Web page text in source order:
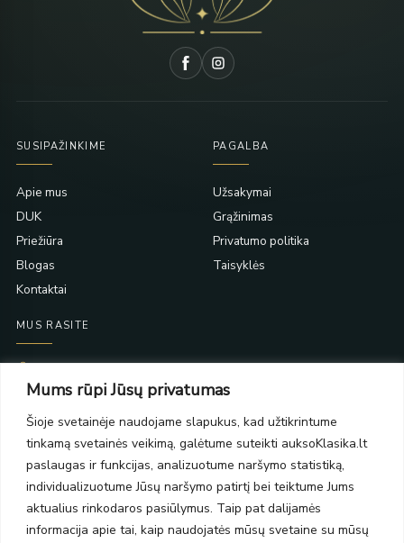
Mums rūpi Jūsų privatumas
Šioje svetainėje naudojame slapukus, kad užtikrintume
tinkamą svetainės veikimą, galėtume suteikti auksoKlasika.lt
paslaugas ir funkcijas, analizuotume naršymo statistiką,
individualizuotume Jūsų naršymo patirtį bei teiktume Jums
aktualius rinkodaros pasiūlymus. Taip pat dalijamės
informacija apie tai, kaip naudojatės mūsų svetaine su mūsų
SUSIPAŽINKIME
Apie mus
DUK
Priežiūra
Blogas
Kontaktai
PAGALBA
Užsakymai
Grąžinimas
Privatumo politika
Taisyklės
MUS RASITE
PC Molas, Klaipėda
PC BIG 2, Klaipėda
Šilutės pl. 35
PC Banginis, Klaipėda
NAUJIENLAIŠKIS